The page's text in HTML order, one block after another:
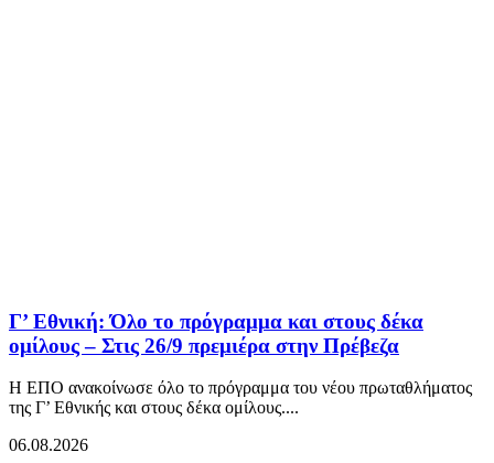
Γ’ Εθνική: Όλο το πρόγραμμα και στους δέκα
ομίλους – Στις 26/9 πρεμιέρα στην Πρέβεζα
Η ΕΠΟ ανακοίνωσε όλο το πρόγραμμα του νέου πρωταθλήματος
της Γ’ Εθνικής και στους δέκα ομίλους....
06.08.2026